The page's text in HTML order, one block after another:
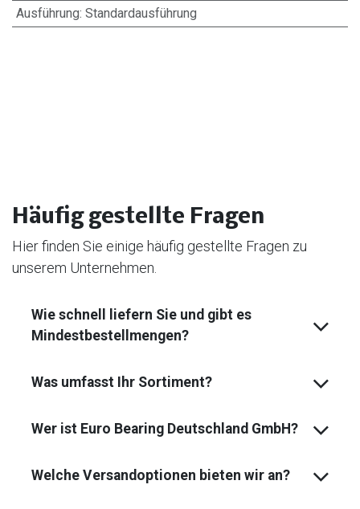
Ausführung: Standardausführung
Häufig gestellte Fragen
Hier finden Sie einige häufig gestellte Fragen zu
unserem Unternehmen.
Wie schnell liefern Sie und gibt es
Mindest­bestell­mengen?
Was umfasst Ihr Sortiment?
Wer ist Euro Bearing Deutschland GmbH?
Welche Versandoptionen bieten wir an?